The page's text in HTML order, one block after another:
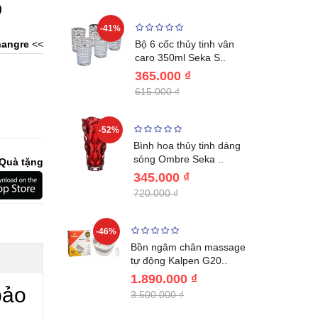
<<
tặng
vùng cổ,
Nhật..
-41%
Bộ 6 cốc thủy tinh vân
caro 350ml Seka S..
365.000 ₫
615.000 ₫
-52%
Bình hoa thủy tinh dáng
sóng Ombre Seka ..
345.000 ₫
720.000 ₫
-46%
Bồn ngâm chân massage
tự động Kalpen G20..
1.890.000 ₫
3.500.000 ₫